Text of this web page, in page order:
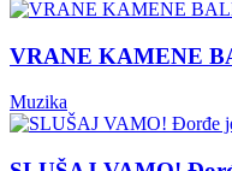
VRANE KAMENE
Muzika